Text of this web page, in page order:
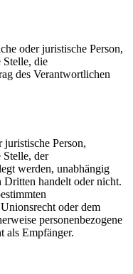
oder juristische Person,
Stelle, die
des Verantwortlichen
Person,
Stelle, der
werden, unabhängig
Dritten handelt oder nicht.
oder dem
personenbezogene
als Empfänger.